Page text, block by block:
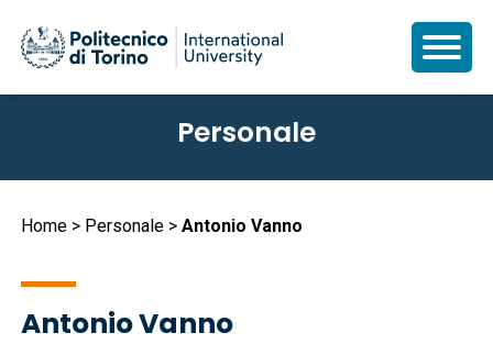
principale
Personale
Briciole
Home Personale Antonio Vanno
Antonio Vanno